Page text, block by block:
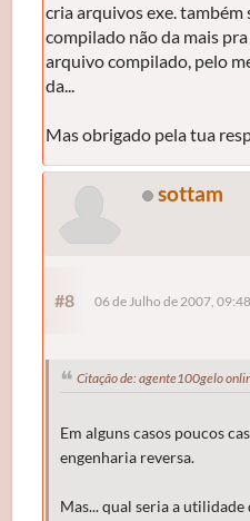
cria arquivos exe. também
compilado não da mais
arquivo compilado, pelo
da...
Mas obrigado pela tua
sottam
#8 06 de Julho de 2007, 09:48
Citação de: agente100gelo
Em alguns casos poucos
engenharia reversa.
Mas... qual seria a